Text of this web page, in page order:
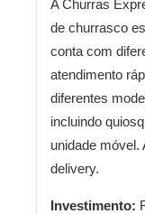
A Churras
de churrasco
conta com
atendimento
diferentes
incluindo
unidade móvel.
delivery.
Investimento: